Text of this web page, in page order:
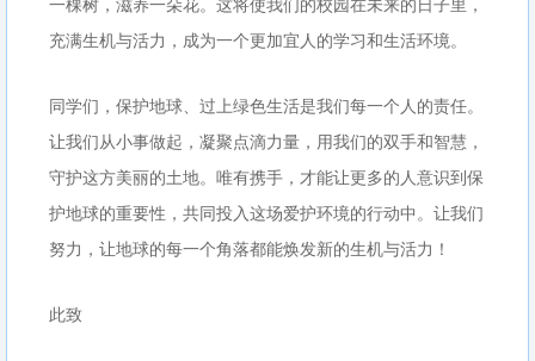
充满生机与活力，成为一个更加宜人的学习和生活环境。
同学们，保护地球、过上绿色生活是我们每一个人的责任。
让我们从小事做起，凝聚点滴力量，用我们的双手和智慧，
守护这方美丽的土地。唯有携手，才能让更多的人意识到保
护地球的重要性，共同投入这场爱护环境的行动中。让我们
努力，让地球的每一个角落都能焕发新的生机与活力！
此致